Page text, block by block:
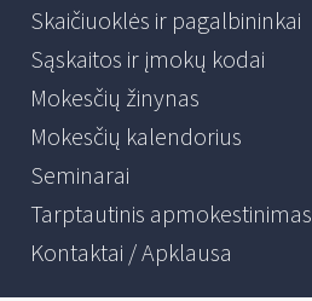
Skaičiuoklės ir pagalbininkai
Sąskaitos ir įmokų kodai
Mokesčių žinynas
Mokesčių kalendorius
Seminarai
Tarptautinis apmokestinimas
Kontaktai / Apklausa